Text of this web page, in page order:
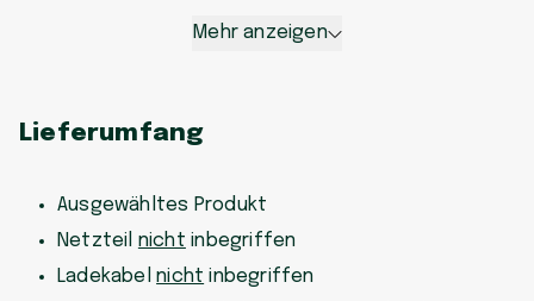
Mehr anzeigen
Lieferumfang
Ausgewähltes Produkt
Netzteil nicht inbegriffen
Ladekabelnicht inbegriffen